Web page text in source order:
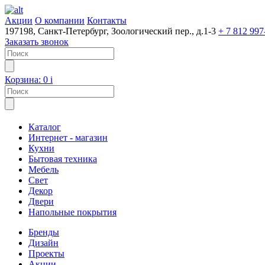
Акции О компании Контакты
197198, Санкт-Петербург, Зоологический пер., д.1-3 + 7 812
Заказать звонок
Корзина: 0 i
Каталог
Интернет - магазин
Кухни
Бытовая техника
Мебель
Свет
Декор
Двери
Напольные покрытия
Бренды
Дизайн
Проекты